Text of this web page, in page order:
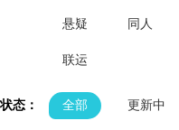
悬疑 同人
联运
状态： 全部 更新中